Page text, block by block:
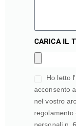
CARICA IL
Ho letto
acconsento
nel vostro